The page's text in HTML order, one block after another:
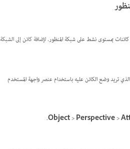
بمستوى نشط على شبكة المنظور.لإضافة كائن إلى الشبكة
تريد وضع الكائن عليه باستخدام عنصر واجهة المستخدم
Object>Perspective>
.